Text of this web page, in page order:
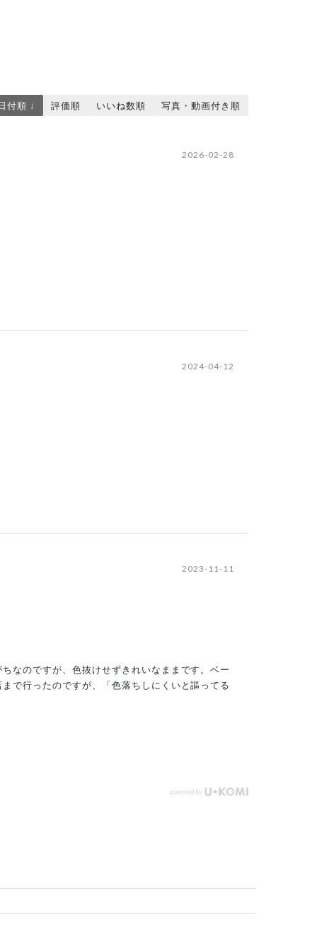
付順 ↓ 評価順 いいね数順 写真・動画付き順
2026-02-28
2024-04-12
2023-11-11
なのですが、色抜けせずきれいなままです。ベー
で行ったのですが、「色落ちしにくいと謳ってる